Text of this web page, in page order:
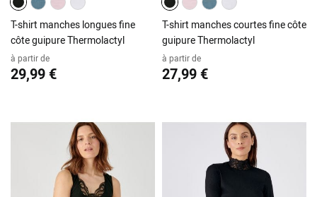
T-shirt manches longues fine
côte guipure Thermolactyl
à partir de
29,99 €
T-shirt manches courtes fine côte
guipure Thermolactyl
à partir de
27,99 €